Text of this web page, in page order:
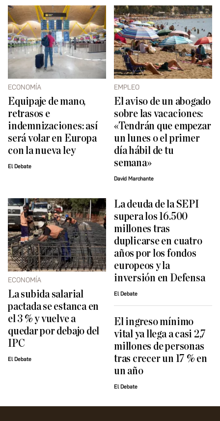
ECONOMÍA
Equipaje de mano,
retrasos e
indemnizaciones: así
será volar en Europa
con la nueva ley
El Debate
EMPLEO
El aviso de un abogado
sobre las vacaciones:
«Tendrán que empezar
un lunes o el primer
día hábil de tu
semana»
David Marchante
ECONOMÍA
La subida salarial
pactada se estanca en
el 3 % y vuelve a
quedar por debajo del
IPC
El Debate
La deuda de la SEPI
supera los 16.500
millones tras
duplicarse en cuatro
años por los fondos
europeos y la
inversión en Defensa
El Debate
El ingreso mínimo
vital ya llega a casi 2,7
millones de personas
tras crecer un 17 % en
un año
El Debate